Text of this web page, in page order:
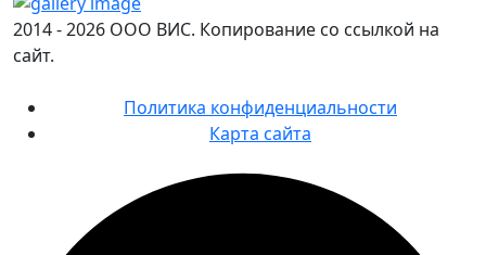
2014 - 2026 ООО ВИС. Копирование со ссылкой на
сайт.
Политика конфиденциальности
Карта сайта